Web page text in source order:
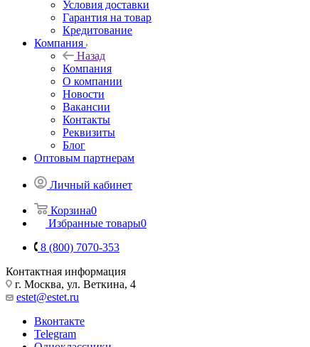
Условия доставки
Гарантия на товар
Кредитование
Компания
Назад
Компания
О компании
Новости
Вакансии
Контакты
Реквизиты
Блог
Оптовым партнерам
Личный кабинет
Корзина0
Избранные товары0
8 (800) 7070-353
Контактная информация
г. Москва, ул. Веткина, 4
estet@estet.ru
Вконтакте
Telegram